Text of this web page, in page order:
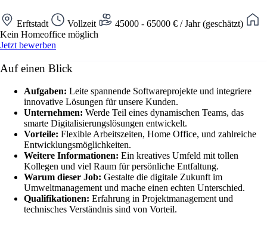
Erftstadt Vollzeit
45000 - 65000 € / Jahr (geschätzt)
Kein Homeoffice möglich
Jetzt bewerben
Auf einen Blick
Aufgaben: Leite spannende Softwareprojekte und integriere
innovative Lösungen für unsere Kunden.
Unternehmen: Werde Teil eines dynamischen Teams, das
smarte Digitalisierungslösungen entwickelt.
Vorteile: Flexible Arbeitszeiten, Home Office, und zahlreiche
Entwicklungsmöglichkeiten.
Weitere Informationen: Ein kreatives Umfeld mit tollen
Kollegen und viel Raum für persönliche Entfaltung.
Warum dieser Job: Gestalte die digitale Zukunft im
Umweltmanagement und mache einen echten Unterschied.
Qualifikationen: Erfahrung in Projektmanagement und
technisches Verständnis sind von Vorteil.